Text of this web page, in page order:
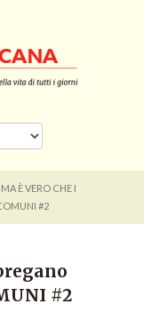
MA È VERO CHE I
#2
#2